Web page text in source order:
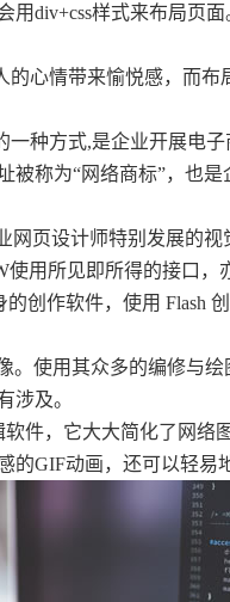
div+css样式来布局页面
心情带来愉悦感，而
种方式,是企业开展电
称为“网络商标”，也
网页设计师特别发展的
用所见即所得的接口，
创作软件，使用 Flash
。使用其众多的编修与
涉及。
件，它大大简化了网
的GIF动画，还可以轻易